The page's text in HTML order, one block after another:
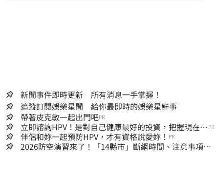
新聞事件即時更新 所有消息一手掌握！
追蹤訂閱娛樂星聞 給你最即時的娛樂星鮮事
帶著皮克敏一起出門吧PR
立即諮詢HPV！是對自己健康最好的投資，把握現在不
嫌晚！
PR
伴侶和妳一起預防HPV，才有資格說愛妳！ PR
2026防空演習來了！「14縣市」斷網時間、注意事項一